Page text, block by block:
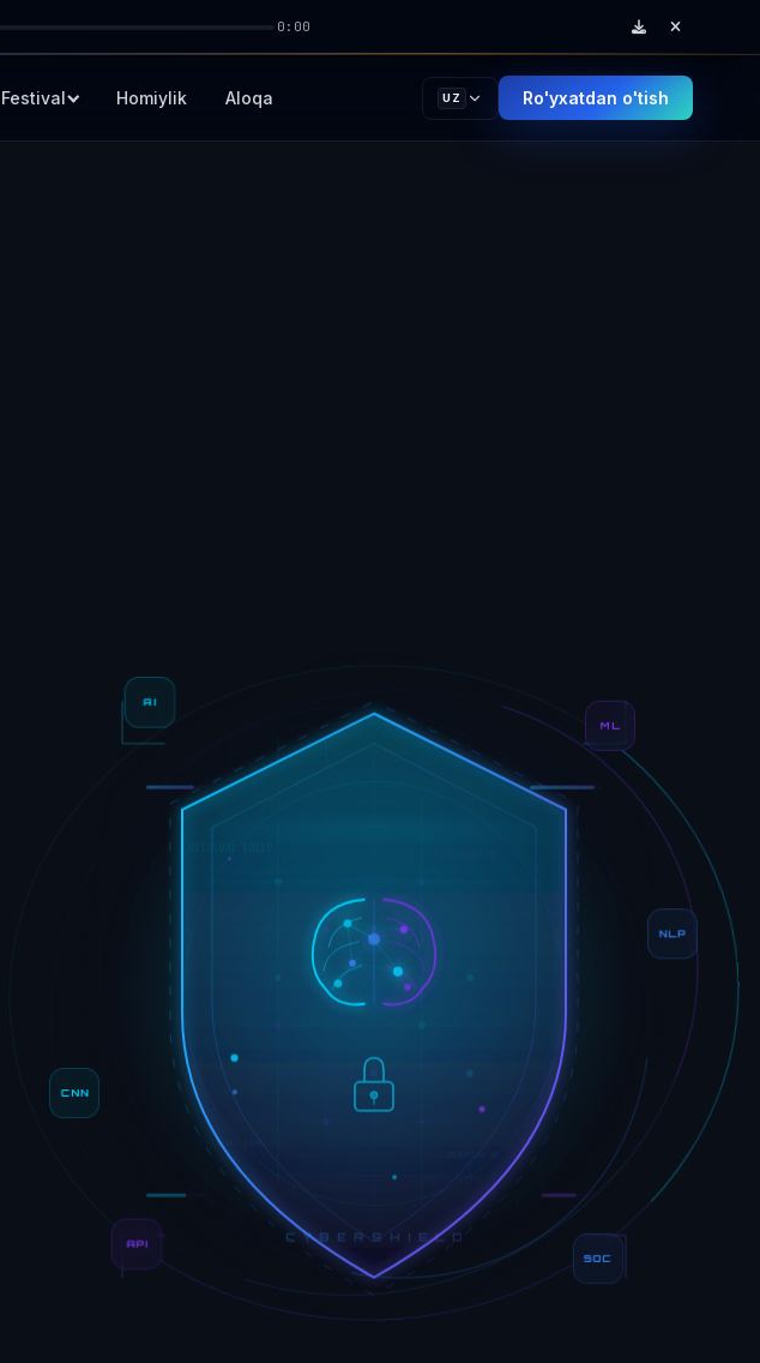
0:00
Festival Homiylik Aloqa UZ Ro'yxatdan o'tish
NLP
API
00110101 11001
10100110 10
SHIELD ACTIVE
CYBERSHIELD